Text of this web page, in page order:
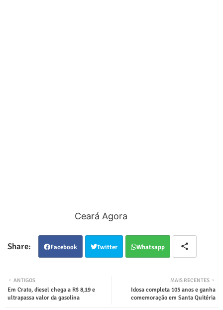
Ceará Agora
Facebook Twitter Whatsapp
MAIS RECENTES
Idosa completa 105 anos e ganha
comemoração em Santa Quitéria
ANTIGOS
Em Crato, diesel chega a R$ 8,19 e
ultrapassa valor da gasolina